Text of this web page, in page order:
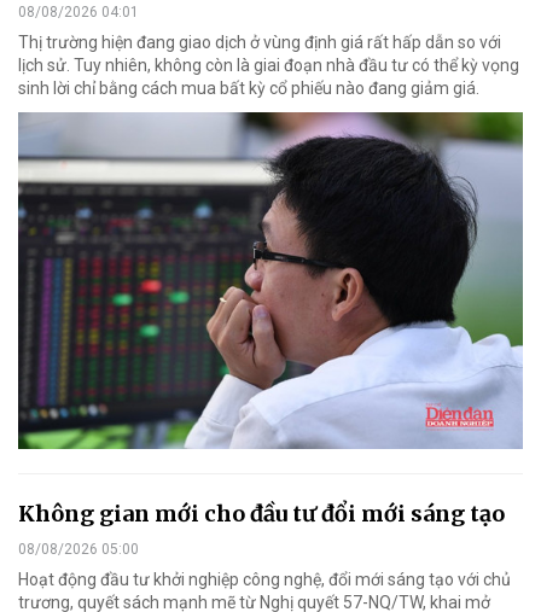
08/08/2026 04:01
Thị trường hiện đang giao dịch ở vùng định giá rất hấp dẫn so với
lịch sử. Tuy nhiên, không còn là giai đoạn nhà đầu tư có thể kỳ vọng
sinh lời chỉ bằng cách mua bất kỳ cổ phiếu nào đang giảm giá.
Không gian mới cho đầu tư đổi mới sáng tạo
08/08/2026 05:00
Hoạt động đầu tư khởi nghiệp công nghệ, đổi mới sáng tạo với chủ
trương, quyết sách mạnh mẽ từ Nghị quyết 57-NQ/TW, khai mở